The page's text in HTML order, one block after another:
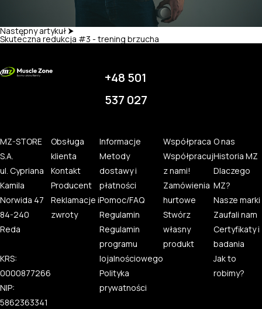
Następny artykuł ⮞
Skuteczna redukcja #3 - trening brzucha
+48 501
537 027
MZ-STORE
S.A.
ul. Cypriana
Kamila
Norwida 47
84-240
Reda
KRS:
0000877266
NIP:
5862363341
Obsługa
klienta
Kontakt
Producent
Reklamacje i
zwroty
Informacje
Metody
dostawy i
płatności
Pomoc/FAQ
Regulamin
Regulamin
programu
lojalnościowego
Polityka
prywatności
Współpraca
Współpracuj
z nami!
Zamówienia
hurtowe
Stwórz
własny
produkt
O nas
Historia MZ
Dlaczego
MZ?
Nasze marki
Zaufali nam
Certyfikaty i
badania
Jak to
robimy?